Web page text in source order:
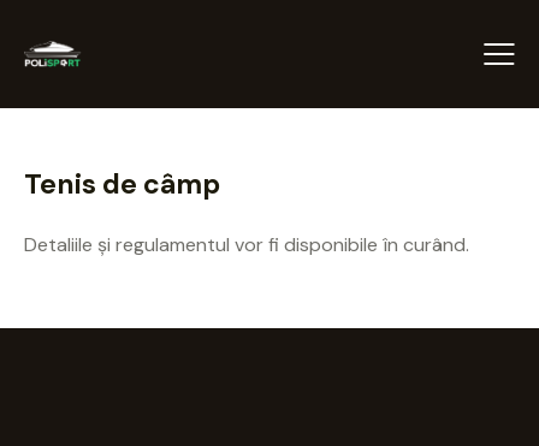
Tenis de câmp
Detaliile și regulamentul vor fi disponibile în curând.